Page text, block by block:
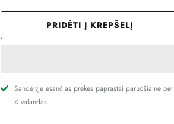
PRIDĖTI Į KREPŠELĮ
Sandėlyje esančias prekes paprastai paruošiame per
4 valandas.